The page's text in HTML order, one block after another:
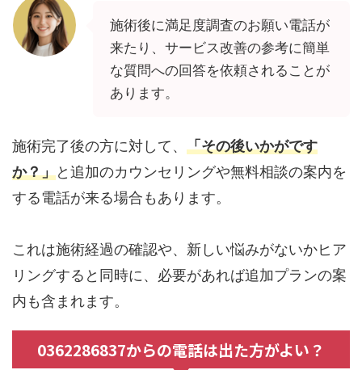
施術後に満足度調査のお願い電話が
来たり、サービス改善の参考に簡単
な質問への回答を依頼されることが
あります。
施術完了後の方に対して、 「その後いかがです
か？」と追加のカウンセリングや無料相談の案内を
する電話が来る場合もあります。
これは施術経過の確認や、新しい悩みがないかヒア
リングすると同時に、必要があれば追加プランの案
内も含まれます。
0362286837からの電話は出た方がよい？